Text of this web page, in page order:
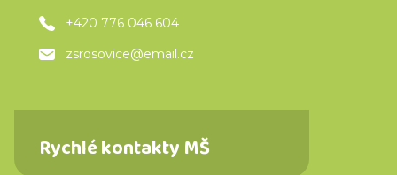
+420 776 046 604
zsrosovice@email.cz
Rychlé kontakty MŠ